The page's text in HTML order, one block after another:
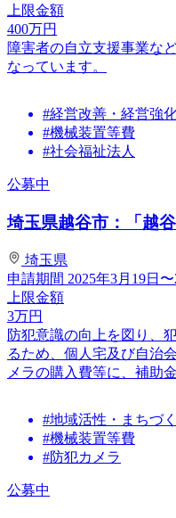
上限金額
400万円
障害者の自立支援事業な
なっています。
#経営改善・経営強
#機械装置等費
#社会福祉法人
公募中
埼玉県越谷市：「越
埼玉県
申請期間 2025年3月19日
上限金額
3万円
防犯意識の向上を図り、
るため、個人宅及び自治
メラの購入費等に、補助
#地域活性・まちづ
#機械装置等費
#防犯カメラ
公募中